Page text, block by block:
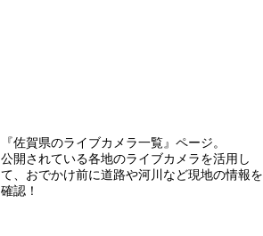
『佐賀県のライブカメラ一覧』ページ。
公開されている各地のライブカメラを活用し
て、おでかけ前に道路や河川など現地の情報を
確認！